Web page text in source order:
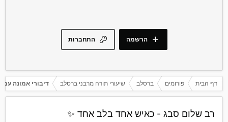
התחברות הרשמה
דף הבית פורומים ברסלב שיעורי תורה מרבני ברסלב דיבורי אמונה
רב שלום סבג - כאיש אחד בלב אחד ✨